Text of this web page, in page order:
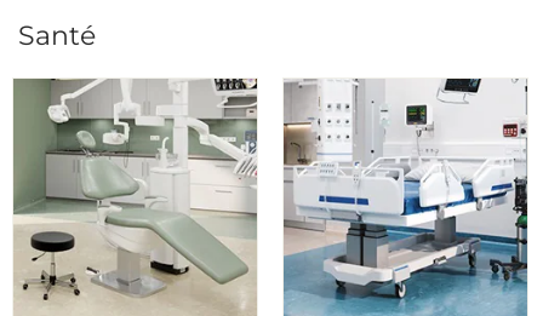
Santé